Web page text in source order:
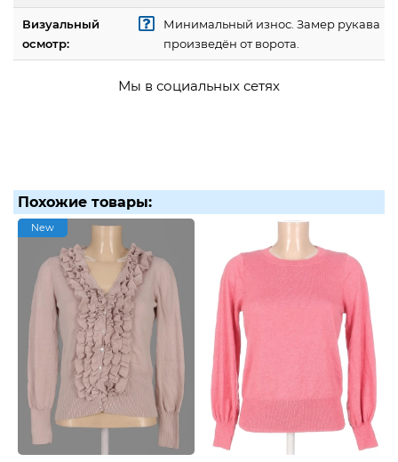
Визуальный
осмотр:
Минимальный износ. Замер рукава
произведён от ворота.
Мы в социальных сетях
Похожие товары:
New